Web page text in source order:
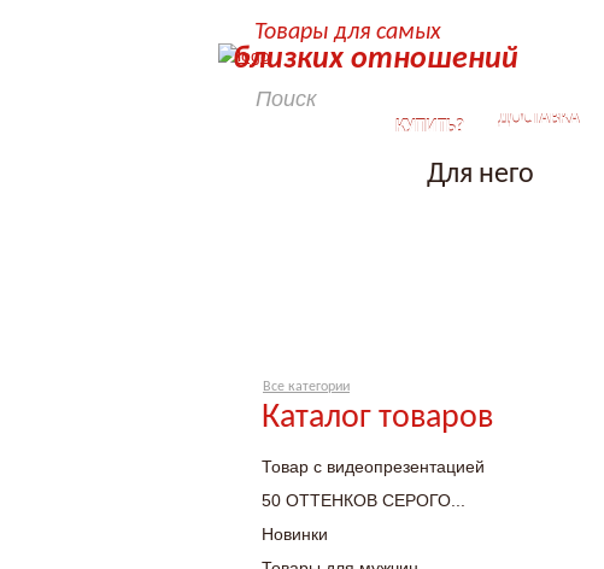
Товары для самых
близких отношений
КУПИТЬ?
ДОСТАВКА
Для него
Все категории
Каталог товаров
Товар с видеопрезентацией
50 ОТТЕНКОВ СЕРОГО...
Новинки